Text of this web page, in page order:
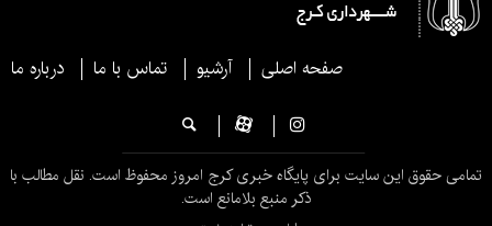
صفحه اصلی آرشیو تماس با ما درباره ما
تمامی حقوق این سایت برای پایگاه خبری کرج امروز محفوظ است. نقل مطالب با
ذکر منبع بلامانع است.